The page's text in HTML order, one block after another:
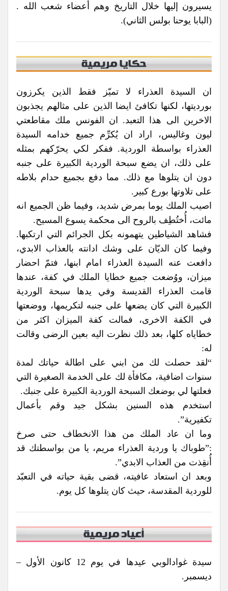
يسيرون إليها خلال التاريخ وهم أعضاء شعب الله .
(البابا يوحنا بولس الثاني).
ان السيدة العذراء لا تميّز فقط الذين يكرزون
بورديتها، لكنها تكافئ ايضا الذين على مثالهم يجذبون
الاخرين الى هذا التعبد. ان الفونس ملك مقاطعتي
ليون وغاليس، اراد ان يُكرِّم جميع خدامه السيدة
العذراء بواسطة الوردية. ففكر لكي يحرّكهم بمثله
على ذلك، ان يضع سبحة الوردية الكبيرة على جنبه
دون ان يتلوها مع ذلك. مما دفع بجميع حدام بلاطه
على تلاوتها بورع كبير.
اصيب الملك يوما بمرض شديد، وفيما ظن الجميع انه
مائت، أُختُطِف بالروح الى محكمة يسوع المسيح.
فشاهد الشياطين يتهمونه بكل الجرائم التي ارتكبها.
وفيما كان الديّان على وشك ادانته بالعذاب الابدي،
دافعت عنه السيدة العذراء امام ابنها، فتمّ احضار
ميزان، ووُضعت جميع خطايا الملك في كفة، عندها
قامت العذراء القديسة وفي يدها سبحة الوردية
الكبيرة التي كان يضعها على جنبه لتكريمها، ووضعتها
في الكفة الاخرى، فمالت كفة الميزان اكثر من
خطاياه كلها، بعد ذلك نظرت اليه بعين الرضى وقالت
له:
“لقد حصلت لك من ابني على اطالة حياتك لمدة
سنوات اضافية، مكافأة لك على الخدمة الصغيرة التي
فعلتها لي بوضعك السبحة الوردية الكبيرة على جنبك.
استخدم هذه السنين بشكل جيد وقم بأعمال
تكفيرية”.
وما ان عاد الملك من هذا الانخطاف حتى صرخ
:”طوباك يا وردية العذراء مريم، يا من بواسطتك قد
أُنقِذت من العذاب الابدي”.
وبعد ان استعاد عافيته، قضى بقية حياته في التعبّد
للوردية المقدسة، حيث كان يتلوها كل يوم.
سيدة غوادالوبي عيدها في يوم 12 كانون الأول –
ديسمبر.